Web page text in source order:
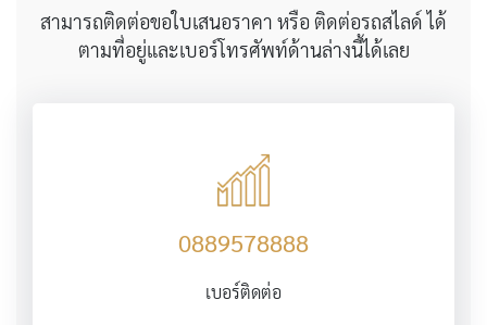
สามารถติดต่อขอใบเสนอราคา หรือ ติดต่อรถสไลด์ ได้
ตามที่อยู่และเบอร์โทรศัพท์ด้านล่างนี้ได้เลย
0889578888
เบอร์ติดต่อ